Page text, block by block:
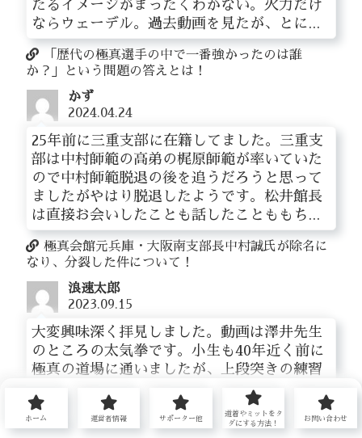
たるイメージがまったくわかない。火力だけ
ならウェーデル。過去動画を見たが、とに...
「歴代の極真選手の中で一番強かったのは誰
か？」という問題の答えとは！
かず
2024.04.24
25年前に三重支部に在籍してました。三重支
部は中村師範の高弟の梶原師範が率いていた
ので中村師範脱退の後を追うだろうと思って
ましたがやはり脱退したようです。松井館長
は直接お会いしたことも話したことももち...
極真会館元兵庫・大阪南支部長中村誠氏が除名に
なり、分裂した件について！
浪速太郎
2023.09.15
大変興味深く拝見しました。動画は澤井先生
のところの太気拳です。小生も40年近く前に
極真の道場に通いましたが、上段突きの練習
はありませんでした。初心者の頃、仲間と
「顔殴ってきたらどうするんだろう」等話
し...
ホーム 運営者情報 サポーター他
道着やミットをタ
ダにする方法！
お問い合わせ